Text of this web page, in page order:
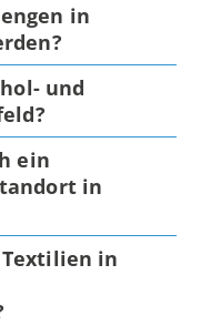
in
und
ein
in
in